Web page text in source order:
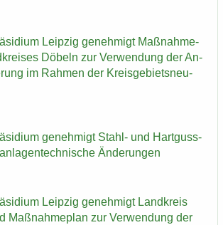
Leip­zig ge­neh­migt Maß­nah­me­
Dö­beln zur Ver­wen­dung der An­
im Rah­men der Kreis­ge­biets­neu­
ge­neh­migt Stahl-​ und Hart­guss­
Än­de­run­gen
Leip­zig ge­neh­migt Land­kreis
Maß­nah­me­plan zur Ver­wen­dung der